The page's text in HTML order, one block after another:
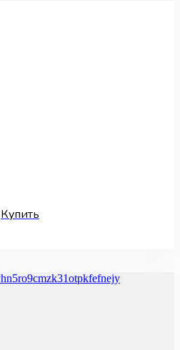
Купить